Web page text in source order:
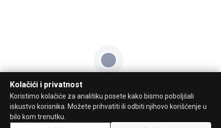
Kolačići i privatnost
Koristimo kolačiće za analitiku posete kako bismo poboljšali
iskustvo korisnika. Možete prihvatiti ili odbiti njihovo korišćenje u
bilo kom trenutku.